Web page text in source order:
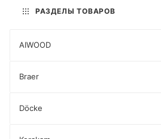
РАЗДЕЛЫ ТОВАРОВ
AIWOOD
Braer
Döcke